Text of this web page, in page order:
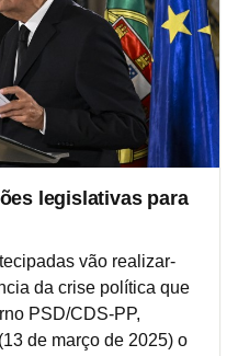
legislativas para
vão realizar-
da crise política que
PSD/CDS-PP,
de março de 2025) o